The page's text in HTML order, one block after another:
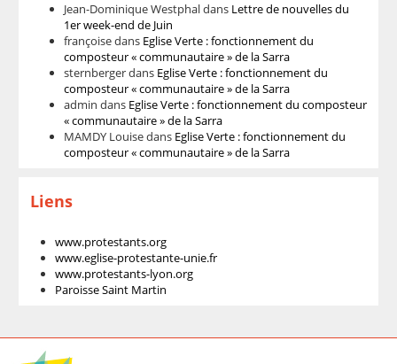
Jean-Dominique Westphaldans Lettre de nouvelles du
1er week-end de Juin
françoisedans Eglise Verte : fonctionnement du
composteur « communautaire » de la Sarra
sternbergerdans Eglise Verte : fonctionnement du
composteur « communautaire » de la Sarra
admin dans Eglise Verte : fonctionnement du composteur
« communautaire » de la Sarra
MAMDY Louisedans Eglise Verte : fonctionnement du
composteur « communautaire » de la Sarra
Liens
www.protestants.org
www.eglise-protestante-unie.fr
www.protestants-lyon.org
Paroisse Saint Martin